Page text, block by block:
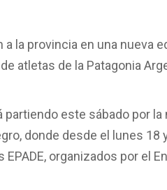
la provincia en una nueva
atletas de la Patagonia
partiendo este sábado por la
donde desde el lunes 18
organizados por el